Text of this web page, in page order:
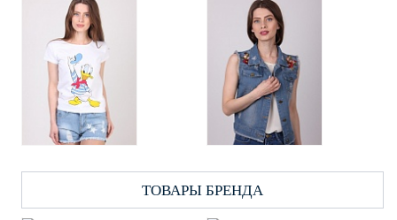
ТОВАРЫ БРЕНДА